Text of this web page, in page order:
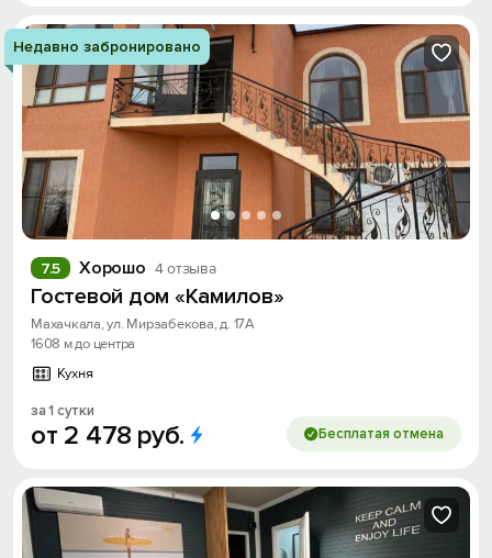
Недавно забронировано
Хорошо 4 отзыва
7.5
Гостевой дом «Камилов»
Махачкала, ул. Мирзабекова, д. 17А
1608 м до центра
Кухня
за 1 сутки
от 2 478 руб. Бесплатая отмена